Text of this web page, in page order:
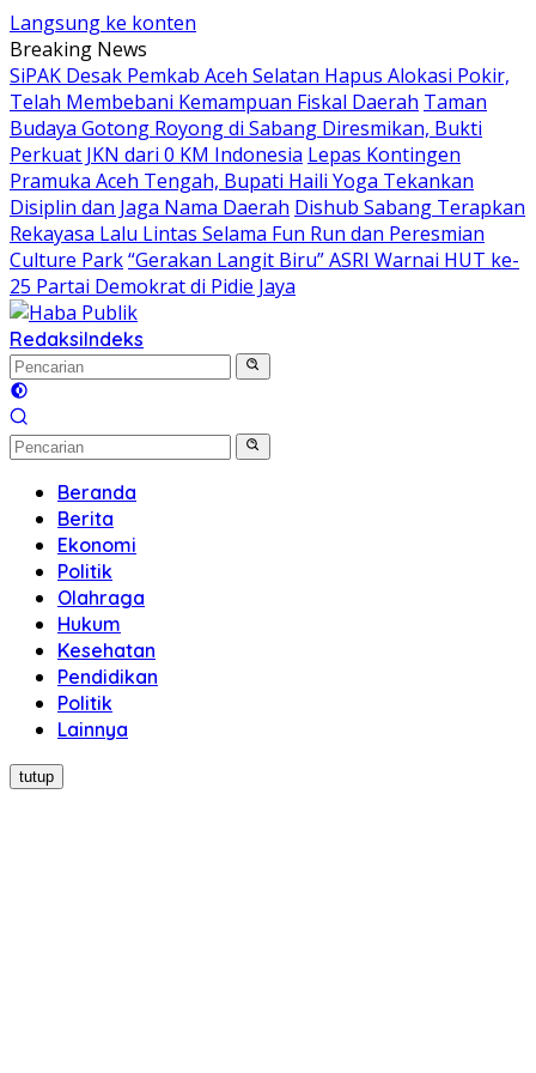
Langsung ke konten
Breaking News
SiPAK Desak Pemkab Aceh Selatan Hapus Alokasi Pokir,
Telah Membebani Kemampuan Fiskal Daerah Taman
Budaya Gotong Royong di Sabang Diresmikan, Bukti
Perkuat JKN dari 0 KM Indonesia Lepas Kontingen
Pramuka Aceh Tengah, Bupati Haili Yoga Tekankan
Disiplin dan Jaga Nama Daerah Dishub Sabang Terapkan
Rekayasa Lalu Lintas Selama Fun Run dan Peresmian
Culture Park“Gerakan Langit Biru” ASRI Warnai HUT ke-
25 Partai Demokrat di Pidie Jaya
RedaksiIndeks
Beranda
Berita
Ekonomi
Politik
Olahraga
Hukum
Kesehatan
Pendidikan
Politik
Lainnya
tutup